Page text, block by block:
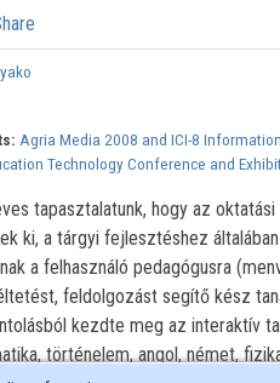
yako
Agria Media 2008 and ICI-8
Technology Conference and
tapasztalatunk, hogy az
ki, a tárgyi fejlesztéshez
a felhasználó pedagógusra
feldolgozást segítő kész
kezdte meg az interaktív
történelem, angol, német,